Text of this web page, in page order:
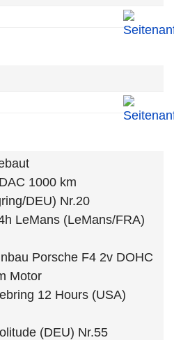
1000 km
DEU) Nr.20
LeMans (LeMans/FRA)
Porsche F4 2v DOHC
Motor
12 Hours (USA)
(DEU) Nr.55